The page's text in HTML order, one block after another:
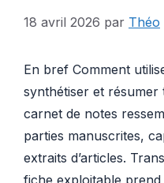
18 avril 2026 par Théo
En bref Comment
synthétiser et
carnet de notes
parties manuscrites,
extraits d’articles.
fiche exploitable